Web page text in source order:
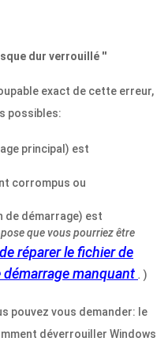
dur verrouillé ''
exact de cette erreur,
possibles:
principal) est
corrompus ou
de démarrage) est
que vous pourriez être
réparer le fichier de
manquant . )
pouvez vous demander: le
déverrouiller Windows